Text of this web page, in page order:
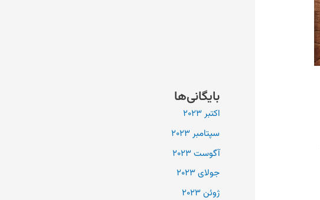
بایگانی‌ها
اکتبر 2023
سپتامبر 2023
آگوست 2023
جولای 2023
ژوئن 2023